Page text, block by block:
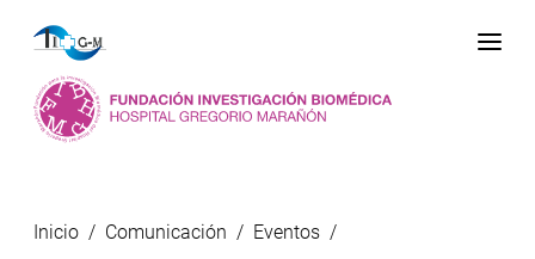
Inicio Comunicación
Eventos